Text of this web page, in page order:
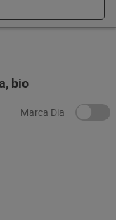
bio
Marca Dia